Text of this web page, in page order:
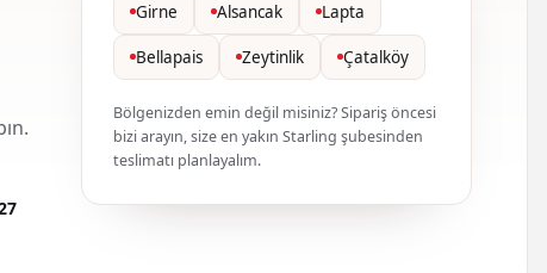
Girne Alsancak Lapta
Bellapais Zeytinlik Çatalköy
Bölgenizden emin değil misiniz? Sipariş öncesi
bizi arayın, size en yakın Starling şubesinden
teslimatı planlayalım.